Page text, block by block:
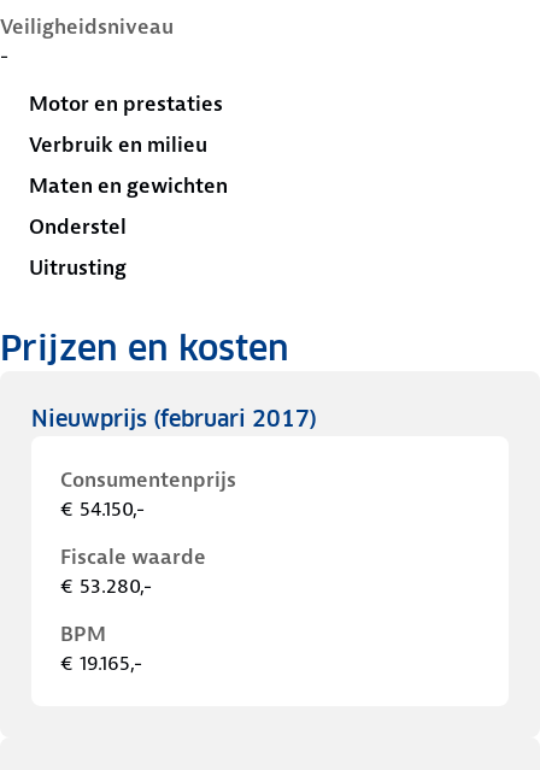
Veiligheidsniveau
-
Motor en prestaties
Verbruik en milieu
Maten en gewichten
Onderstel
Uitrusting
Prijzen en kosten
Nieuwprijs (februari 2017)
Consumentenprijs
€ 54.150,-
Fiscale waarde
€ 53.280,-
BPM
€ 19.165,-